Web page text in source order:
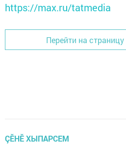
https://max.ru/tatmedia
Перейти на
ÇӖНӖ ХЫПАРСЕМ